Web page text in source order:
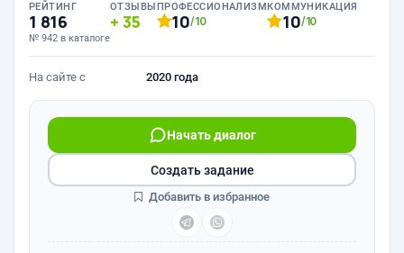
РЕЙТИНГ
1 816
№ 942 в каталоге
ОТЗЫВЫ
35
ПРОФЕССИОНАЛИЗМ
10/10
КОММУНИКАЦИЯ
10/10
На сайте с 2020 года
Начать диалог
Создать задание
Добавить в избранное